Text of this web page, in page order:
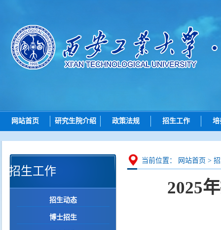
网站首页 研究生院介绍
研究生院简介
机构设置
政策法规
总则
招生
培养
招生工作
招生动态
博士招生
硕士招生
导师查询
培
研
招生工作
招生动态
博士招生
当前位置： 网站首页 >
2025